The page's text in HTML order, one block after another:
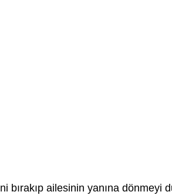
bırakıp ailesinin yanına dönmeyi